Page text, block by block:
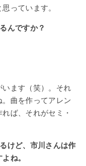
っています。
んですか？
ます（笑）。それ
曲を作ってアレン
ば、それがセミ・
けど、市川さんは作
ね。